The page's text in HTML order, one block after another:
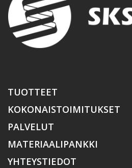
TUOTTEET
KOKONAISTOIMITUKSET
PALVELUT
MATERIAALIPANKKI
YHTEYSTIEDOT